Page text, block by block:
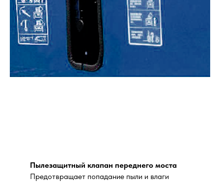
Пылезащитный клапан переднего моста
Предотвращает попадание пыли и влаги